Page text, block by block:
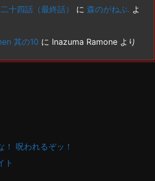
十四話（最終話）
に 森のがねぶ. よ
其の10 に Inazuma Ramone より
！ 呪われるぞッ！
ト